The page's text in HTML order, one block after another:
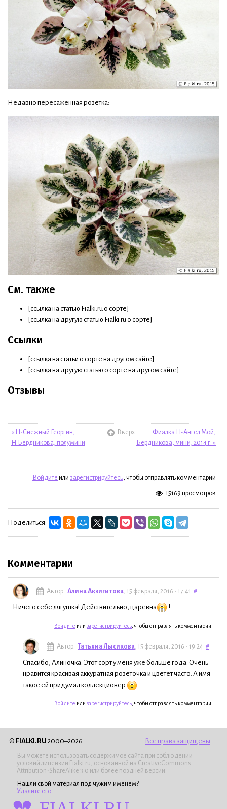
Недавно пересаженная розетка:
См. также
[ссылка на статью Fialki.ru о сорте]
[ссылка на другую статью Fialki.ru о сорте]
Ссылки
[ссылка на статьи о сорте на другом сайте]
[ссылка на другую статью о сорте на другом сайте]
Отзывы
...
« Н-Снежный Георгин,
Н.Бердникова, полумини
Вверх
Фиалка Н-Ангел Мой,
Бердникова, мини, 2014 г. »
Войдите или зарегистрируйтесь, чтобы отправлять комментарии
15169 просмотров
Поделиться:
Комментарии
Автор: Алина Акзигитова , 15 февраля, 2016 - 17:41 #
Ничего себе лягушка! Действительно, царевна !
Войдите или зарегистрируйтесь , чтобы отправлять комментарии
Автор: Татьяна Лысикова , 15 февраля, 2016 - 19:24 #
Спасибо, Алиночка. Этот сорт у меня уже больше года. Очень
нравится красивая аккуратная розеточка и цветет часто. А имя
такое ей придумал коллекционер
.
Войдите или зарегистрируйтесь , чтобы отправлять комментарии
© FIALKI.RU 2000–2026 Все права защищены
Вы можете использовать содержимое сайта при соблюдении
условий лицензии Fialki.ru, основанной на CreativeCommons
Attribution-ShareAlike 3.0 или более поздней версии.
Нашли свой материал под чужим именем?
Удалите его.